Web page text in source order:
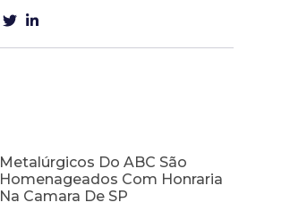
Metalúrgicos Do ABC São
Homenageados Com Honraria
Na Camara De SP